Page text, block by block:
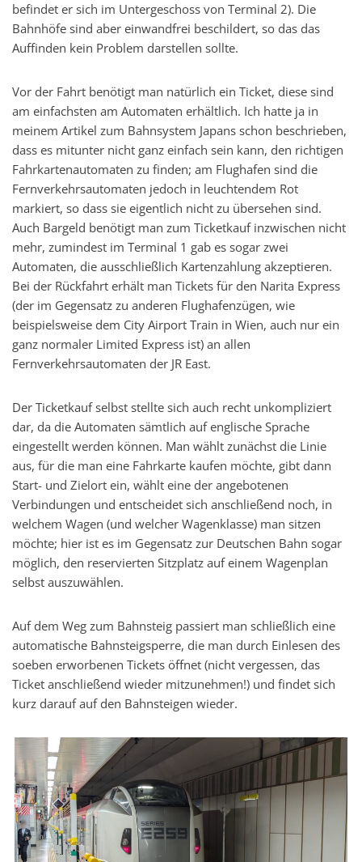
befindet er sich im Untergeschoss von Terminal 2). Die
Bahnhöfe sind aber einwandfrei beschildert, so das das
Auffinden kein Problem darstellen sollte.
Vor der Fahrt benötigt man natürlich ein Ticket, diese sind
am einfachsten am Automaten erhältlich. Ich hatte ja in
meinem Artikel zum Bahnsystem Japans schon beschrieben,
dass es mitunter nicht ganz einfach sein kann, den richtigen
Fahrkartenautomaten zu finden; am Flughafen sind die
Fernverkehrsautomaten jedoch in leuchtendem Rot
markiert, so dass sie eigentlich nicht zu übersehen sind.
Auch Bargeld benötigt man zum Ticketkauf inzwischen nicht
mehr, zumindest im Terminal 1 gab es sogar zwei
Automaten, die ausschließlich Kartenzahlung akzeptieren.
Bei der Rückfahrt erhält man Tickets für den Narita Express
(der im Gegensatz zu anderen Flughafenzügen, wie
beispielsweise dem City Airport Train in Wien, auch nur ein
ganz normaler Limited Express ist) an allen
Fernverkehrsautomaten der JR East.
Der Ticketkauf selbst stellte sich auch recht unkompliziert
dar, da die Automaten sämtlich auf englische Sprache
eingestellt werden können. Man wählt zunächst die Linie
aus, für die man eine Fahrkarte kaufen möchte, gibt dann
Start- und Zielort ein, wählt eine der angebotenen
Verbindungen und entscheidet sich anschließend noch, in
welchem Wagen (und welcher Wagenklasse) man sitzen
möchte; hier ist es im Gegensatz zur Deutschen Bahn sogar
möglich, den reservierten Sitzplatz auf einem Wagenplan
selbst auszuwählen.
Auf dem Weg zum Bahnsteig passiert man schließlich eine
automatische Bahnsteigsperre, die man durch Einlesen des
soeben erworbenen Tickets öffnet (nicht vergessen, das
Ticket anschließend wieder mitzunehmen!) und findet sich
kurz darauf auf den Bahnsteigen wieder.